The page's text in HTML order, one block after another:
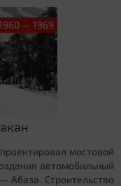
— 1969
мостовой
автомобильный
Строительство